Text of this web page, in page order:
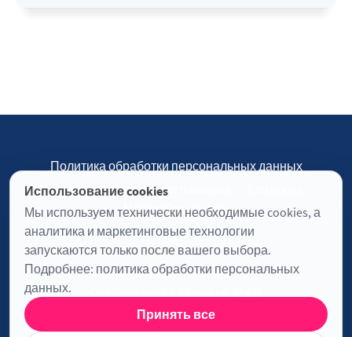
Использование cookies
Мы используем технически необходимые cookies, а
аналитика и маркетинговые технологии
запускаются только после вашего выбора.
Подробнее: политика обработки персональных
данных.
Принять все
Политика обработки персональных данных
Пользовательское соглашение
Настройки cookies
Журнал «Отинофф» © 2026
Информация о лицензии JavaScript